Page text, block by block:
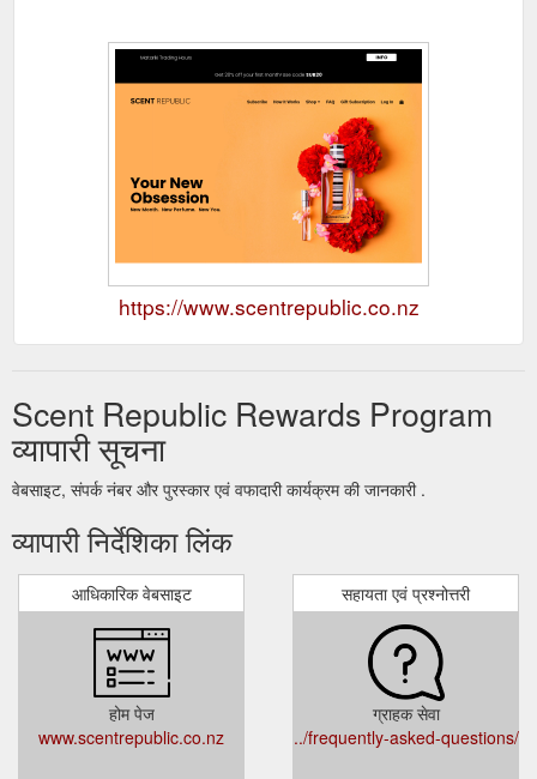
https://www.scentrepublic.co.nz
Scent Republic Rewards Program
व्यापारी सूचना
वेबसाइट, संपर्क नंबर और पुरस्कार एवं वफादारी कार्यक्रम की जानकारी .
व्यापारी निर्देशिका लिंक
आधिकारिक वेबसाइट
होम पेज
www.scentrepublic.co.nz
सहायता एवं प्रश्नोत्तरी
ग्राहक सेवा
../frequently-asked-questions/